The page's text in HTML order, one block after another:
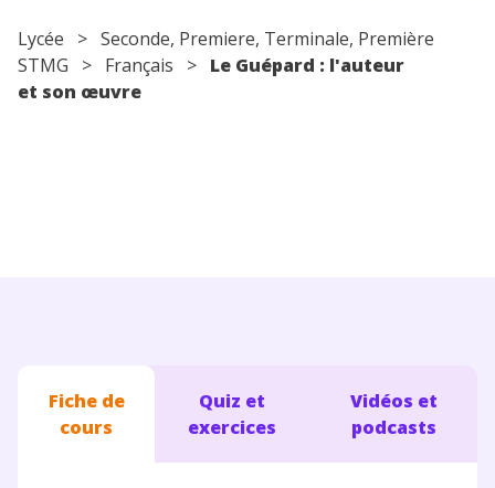
Lycée > Seconde, Premiere, Terminale, Première
STMG > Français > Le Guépard : l'auteur
et son œuvre
Fiche de
cours
Quiz et
exercices
Vidéos et
podcasts